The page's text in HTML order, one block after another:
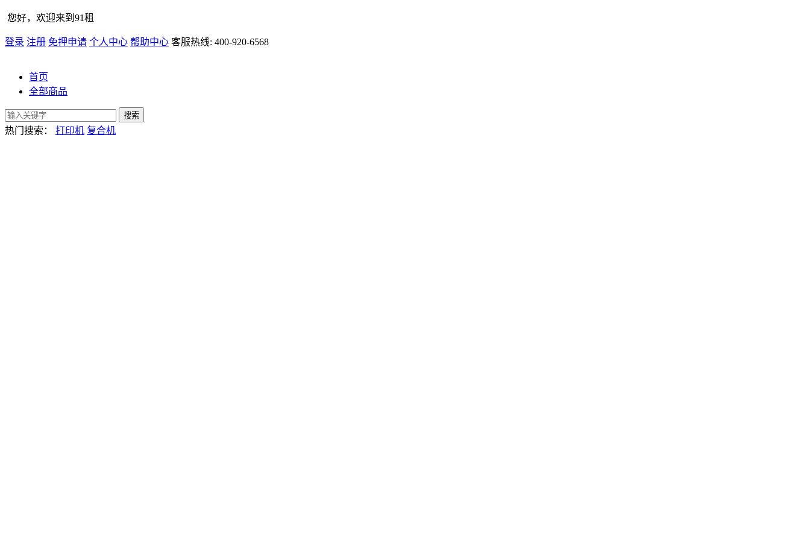
您好，欢迎来到91租
登录 注册 免押申请 个人中心 帮助中心 客服热线: 400-920-6568
首页
全部商品
热门搜索： 打印机 复合机